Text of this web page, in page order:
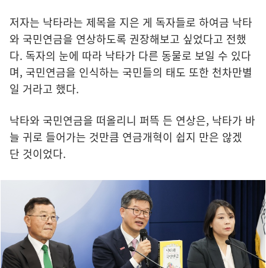
저자는 낙타라는 제목을 지은 게 독자들로 하여금 낙타
와 국민연금을 연상하도록 권장해보고 싶었다고 전했
다. 독자의 눈에 따라 낙타가 다른 동물로 보일 수 있다
며, 국민연금을 인식하는 국민들의 태도 또한 천차만별
일 거라고 했다.
낙타와 국민연금을 떠올리니 퍼뜩 든 연상은, 낙타가 바
늘 귀로 들어가는 것만큼 연금개혁이 쉽지 만은 않겠
단 것이었다.